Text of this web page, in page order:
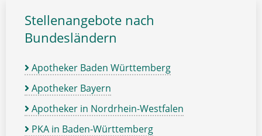
Stellenangebote nach
Bundesländern
Apotheker Baden Württemberg
Apotheker Bayern
Apotheker in Nordrhein-Westfalen
PKA in Baden-Württemberg